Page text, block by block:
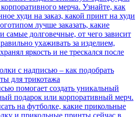
мерча. Узнайте, как
худи на заказ, какой принт на худи
лучше заказать, какие
самые долговечные, от чего зависит
ухаживать за изделием,
яркость и не трескался после
с надписью – как подобрать
для трикотажа
помогает создать уникальный
подарок или корпоративный мерч.
на футболке, какие прикольные
и прикольные принты сейчас в